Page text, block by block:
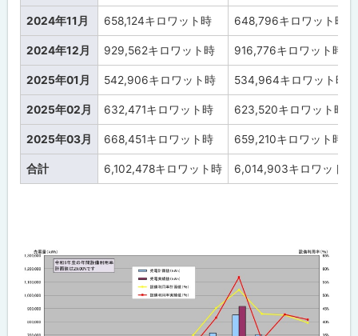
2024年11月 658,124キロワット時 648,796キロワット時
2024年12月 929,562キロワット時 916,776キロワット時
2025年01月 542,906キロワット時 534,964キロワット時
2025年02月 632,471キロワット時 623,520キロワット時
2025年03月 668,451キロワット時 659,210キロワット時
合計 6,102,478キロワット時 6,014,903キロワット時